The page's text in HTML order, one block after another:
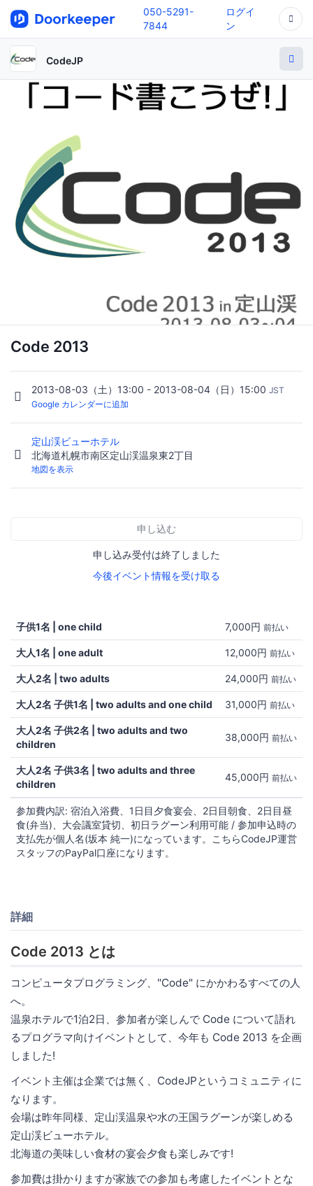
050-5291-
7844
ログイ
ン
CodeJP
Code 2013
2013-08-03（土）13:00 - 2013-08-04（日）15:00 JST
Google カレンダーに追加
定山渓ビューホテル
北海道札幌市南区定山渓温泉東2丁目
地図を表示
申し込む
申し込み受付は終了しました
今後イベント情報を受け取る
子供1名 | one child 7,000円 前払い
大人1名 | one adult 12,000円 前払い
大人2名 | two adults 24,000円 前払い
大人2名 子供1名 | two adults and one child 31,000円 前払い
大人2名 子供2名 | two adults and two
children
38,000円 前払い
大人2名 子供3名 | two adults and three
children
45,000円 前払い
参加費内訳: 宿泊入浴費、1日目夕食宴会、2日目朝食、2日目昼
食(弁当)、大会議室貸切、初日ラグーン利用可能 / 参加申込時の
支払先が個人名(坂本 純一)になっています。こちらCodeJP運営
スタッフのPayPal口座になります。
詳細
Code 2013 とは
コンピュータプログラミング、"Code" にかかわるすべての人
へ。
温泉ホテルで1泊2日、参加者が楽しんで Code について語れ
るプログラマ向けイベントとして、今年も Code 2013 を企画
しました!
イベント主催は企業では無く、CodeJPというコミュニティに
なります。
会場は昨年同様、定山渓温泉や水の王国ラグーンが楽しめる
定山渓ビューホテル。
北海道の美味しい食材の宴会夕食も楽しみです!
参加費は掛かりますが家族での参加も考慮したイベントとな